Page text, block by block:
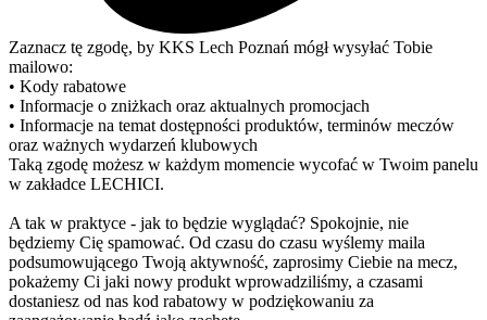
Zaznacz tę zgodę, by KKS Lech Poznań mógł wysyłać Tobie
mailowo:
• Kody rabatowe
• Informacje o zniżkach oraz aktualnych promocjach
• Informacje na temat dostępności produktów, terminów meczów
oraz ważnych wydarzeń klubowych
Taką zgodę możesz w każdym momencie wycofać w Twoim panelu
w zakładce LECHICI.
A tak w praktyce - jak to będzie wyglądać? Spokojnie, nie
będziemy Cię spamować. Od czasu do czasu wyślemy maila
podsumowującego Twoją aktywność, zaprosimy Ciebie na mecz,
pokażemy Ci jaki nowy produkt wprowadziliśmy, a czasami
dostaniesz od nas kod rabatowy w podziękowaniu za